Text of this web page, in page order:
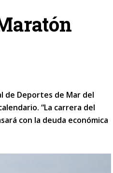
de Deportes de Mar del
“La carrera del
con la deuda económica